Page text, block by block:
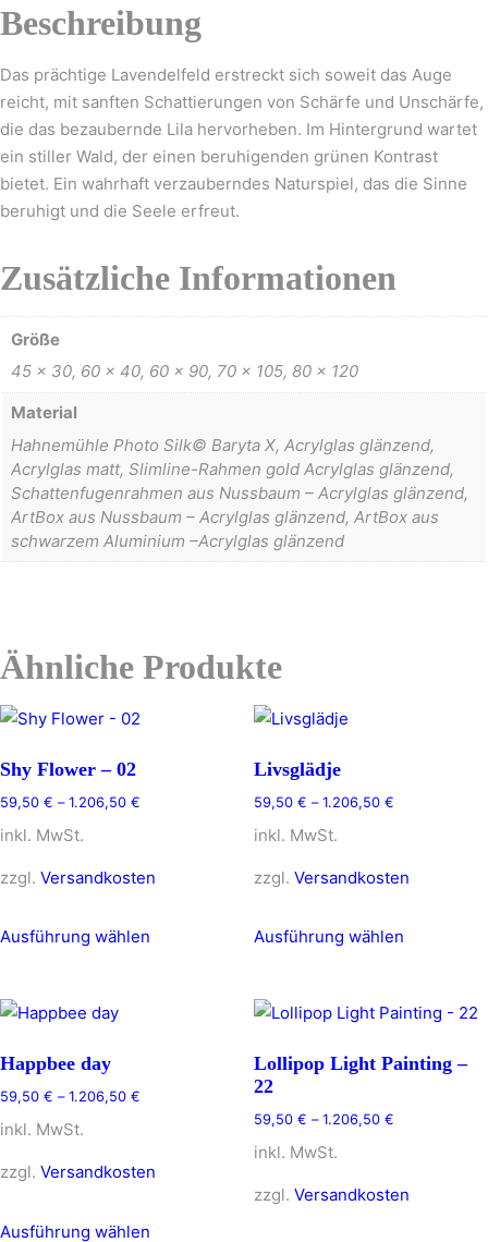
Beschreibung
Das prächtige Lavendelfeld erstreckt sich soweit das Auge
reicht, mit sanften Schattierungen von Schärfe und Unschärfe,
die das bezaubernde Lila hervorheben. Im Hintergrund wartet
ein stiller Wald, der einen beruhigenden grünen Kontrast
bietet. Ein wahrhaft verzauberndes Naturspiel, das die Sinne
beruhigt und die Seele erfreut.
Zusätzliche Informationen
Größe
45 x 30, 60 x 40, 60 x 90, 70 x 105, 80 x 120
Material
Hahnemühle Photo Silk© Baryta X, Acrylglas glänzend,
Acrylglas matt, Slimline-Rahmen gold Acrylglas glänzend,
Schattenfugenrahmen aus Nussbaum – Acrylglas glänzend,
ArtBox aus Nussbaum – Acrylglas glänzend, ArtBox aus
schwarzem Aluminium –Acrylglas glänzend
Ähnliche Produkte
Shy Flower – 02
59,50 € – 1.206,50 €
inkl. MwSt.
zzgl. Versandkosten
Ausführung wählen
auf
Livsglädje
59,50 € – 1.206,50 €
inkl. MwSt.
zzgl. Versandkosten
Ausführung wählenProdukt
mehrere
Varianten
auf.
der
Happbee day
59,50 € – 1.206,50 €
inkl. MwSt.
zzgl. Versandkosten
Ausführung wählen
Lollipop Light Painting –
22
59,50 € – 1.206,50 €
inkl. MwSt.
zzgl. Versandkosten